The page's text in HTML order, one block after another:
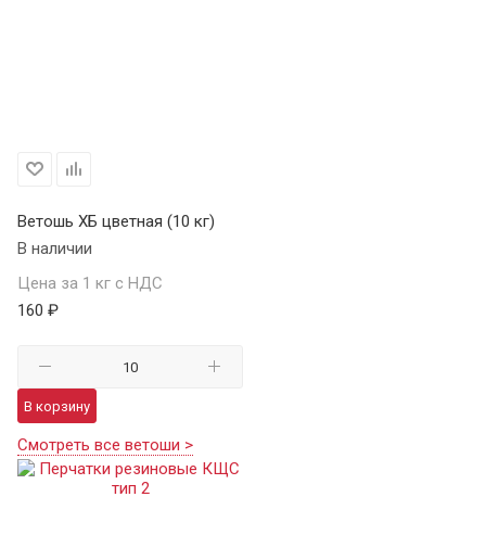
Ветошь ХБ цветная (10 кг)
В наличии
Цена за 1 кг с НДС
160 ₽
В корзину
Смотреть все ветоши >